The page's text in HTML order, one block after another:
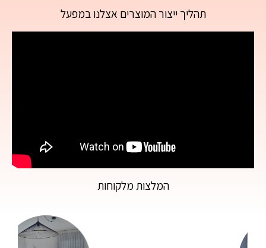
תהליך ייצור המוצרים אצלנו במפעל
המלצות מלקוחות